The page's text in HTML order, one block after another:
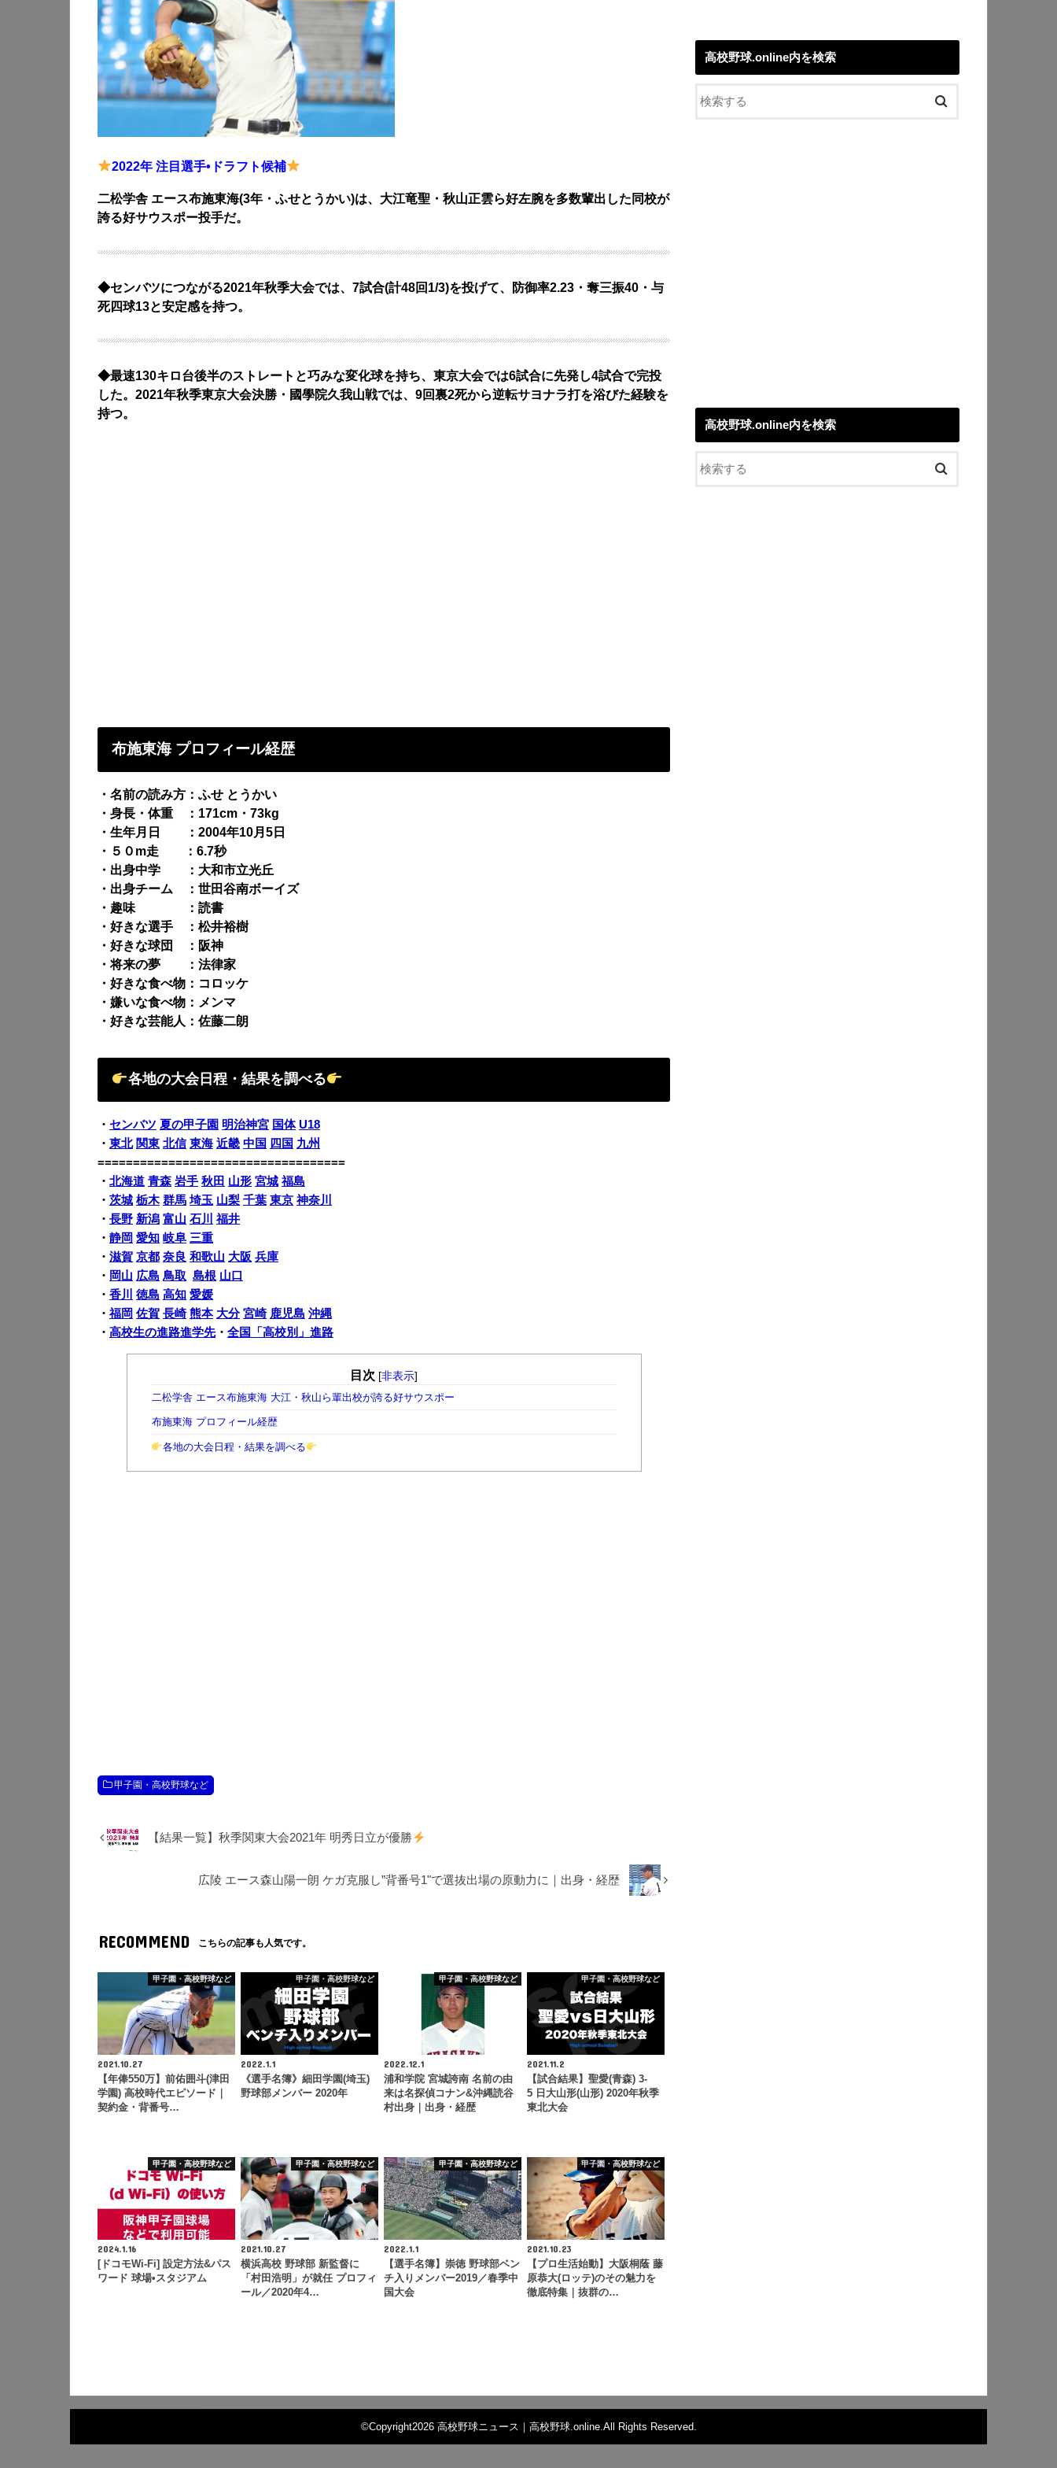
2022年 注目選手•ドラフト候補
二松学舎 エース布施東海(3年・ふせとうかい)は、大江竜聖・秋山正雲ら好左腕を多数輩出した同校が
誇る好サウスポー投手だ。
◆センバツにつながる2021年秋季大会では、7試合(計48回1/3)を投げて、防御率2.23・奪三振40・与
死四球13と安定感を持つ。
◆最速130キロ台後半のストレートと巧みな変化球を持ち、東京大会では6試合に先発し4試合で完投
した。2021年秋季東京大会決勝・國學院久我山戦では、9回裏2死から逆転サヨナラ打を浴びた経験を
持つ。
布施東海 プロフィール経歴
・名前の読み方：ふせ とうかい
・身長・体重 ：171cm・73kg
・生年月日 ：2004年10月5日
・５０m走 ：6.7秒
・出身中学 ：大和市立光丘
・出身チーム ：世田谷南ボーイズ
・趣味 ：読書
・好きな選手 ：松井裕樹
・好きな球団 ：阪神
・将来の夢 ：法律家
・好きな食べ物：コロッケ
・嫌いな食べ物：メンマ
・好きな芸能人：佐藤二朗
各地の大会日程・結果を調べる
・ センバツ 夏の甲子園 明治神宮 国体 U18
・ 東北 関東 北信 東海 近畿 中国 四国 九州
===================================
・ 北海道 青森 岩手 秋田 山形 宮城 福島
・ 茨城 栃木 群馬 埼玉 山梨 千葉 東京 神奈川
・ 長野 新潟 富山 石川
福井
・ 静岡 愛知 岐阜 三重
・ 滋賀 京都 奈良 和歌山 大阪 兵庫
・ 岡山 広島 鳥取 島根 山口
・ 香川 徳島 高知 愛媛
・ 福岡 佐賀 長崎 熊本 大分 宮崎 鹿児島 沖縄
・ 高校生の進路進学先・ 全国「高校別」進路
目次 [非表示]
二松学舎 エース布施東海 大江・秋山ら輩出校が誇る好サウスポー
布施東海 プロフィール経歴
各地の大会日程・結果を調べる
甲子園・高校野球など
【結果一覧】秋季関東大会2021年 明秀日立が優勝
広陵 エース森山陽一朗 ケガ克服し”背番号1"で選抜出場の原動力に｜出身・経歴
RECOMMEND こちらの記事も人気です。
甲子園・高校野球など
2021.10.27
【年俸550万】前佑囲斗(津田
学園) 高校時代エピソード｜
契約金・背番号…
甲子園・高校野球など
2022.1.1
《選手名簿》細田学園(埼玉)
野球部メンバー 2020年
甲子園・高校野球など
2022.12.1
浦和学院 宮城誇南 名前の由
来は名探偵コナン&沖縄読谷
村出身｜出身・経歴
甲子園・高校野球など
2021.11.2
【試合結果】聖愛(青森) 3-
5 日大山形(山形) 2020年秋季
東北大会
甲子園・高校野球など
2024.1.16
[ドコモWi-Fi] 設定方法&パス
ワード 球場•スタジアム
甲子園・高校野球など
2021.10.27
横浜高校 野球部 新監督に
「村田浩明」が就任 プロフィ
ール／2020年4…
甲子園・高校野球など
2022.1.1
【選手名簿】崇徳 野球部ベン
チ入りメンバー2019／春季中
国大会
甲子園・高校野球など
2021.10.23
【プロ生活始動】大阪桐蔭 藤
原恭大(ロッテ)のその魅力を
徹底特集｜抜群の…
高校野球.online内を検索
高校野球.online内を検索
©Copyright2026 高校野球ニュース｜高校野球.online.All Rights Reserved.